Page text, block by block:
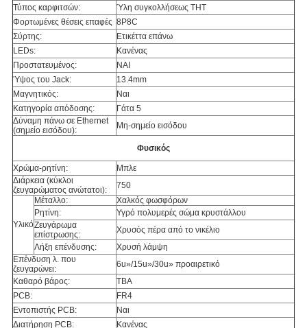
Τύπος καρφιτσών:
Ύλη συγκολλήσεως THT
Φορτωμένες θέσεις επαφές 8P8C
Σύρτης:
Ετικέττα επάνω
LEDs:
Κανένας
Προστατευμένος:
ΝΑΙ
Ύψος του Jack:
13.4mm
Μαγνητικός:
Ναι
Κατηγορία απόδοσης:
Γάτα 5
Δύναμη πάνω σε Ethernet
(σημείο εισόδου):
Μη-σημείο εισόδου
Φυσικός
Χρώμα-ρητίνη:
Μπλε
Διάρκεια (κύκλοι
ζευγαρώματος ανώτατοι):
750
Υλικό
Μέταλλο:
Χαλκός φωσφόρων
Ρητίνη:
Υγρό πολυμερές σώμα κρυστάλλου
Ζευγάρωμα
επίστρωσης:
Χρυσός πέρα από το νικέλιο
Λήξη επένδυσης:
Χρυσή λάμψη
Επένδυση λ. που
ζευγαρώνει:
6u»/15u»/30u» προαιρετικό
Καθαρό βάρος:
TBA
PCB:
FR4
Εντοπιστής PCB:
Ναι
Διατήρηση PCB:
Κανένας